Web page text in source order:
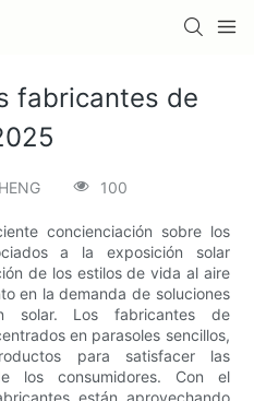
fabricantes de
100
concienciación sobre los
a la exposición solar
de los estilos de vida al aire
en la demanda de soluciones
solar. Los fabricantes de
en parasoles sencillos,
para satisfacer las
los consumidores. Con el